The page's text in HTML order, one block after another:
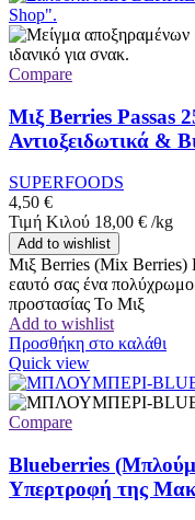
Compare
Μιξ Berries Passas
Αντιοξειδωτικά &
SUPERFOODS
4,50 €
Τιμή Κιλού 18,00 € /kg
Add to wishlist
Μιξ Berries (Mix Berries)
εαυτό σας ένα πολύχρωμο
προστασίας Το Μιξ
Add to wishlist
Προσθήκη στο καλάθι
Quick view
Compare
Blueberries
Υπερτροφή της